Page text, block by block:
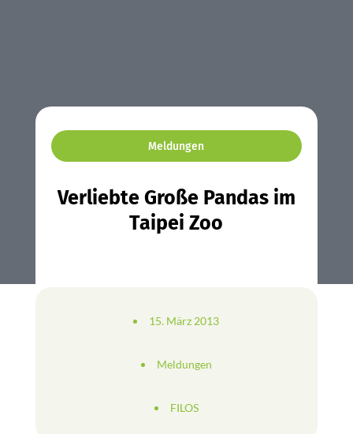
Meldungen
Verliebte Große Pandas im
Taipei Zoo
15. März 2013
Meldungen
FILOS